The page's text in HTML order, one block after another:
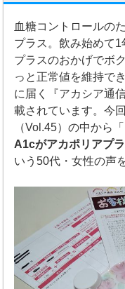
血糖コントロールの
プラス。飲み始めて
プラスのおかげでボ
っと正常値を維持で
に届く『アカシア通
載されています。今
（Vol.45）の中から
A1cがアカポリアプ
いう50代・女性の声